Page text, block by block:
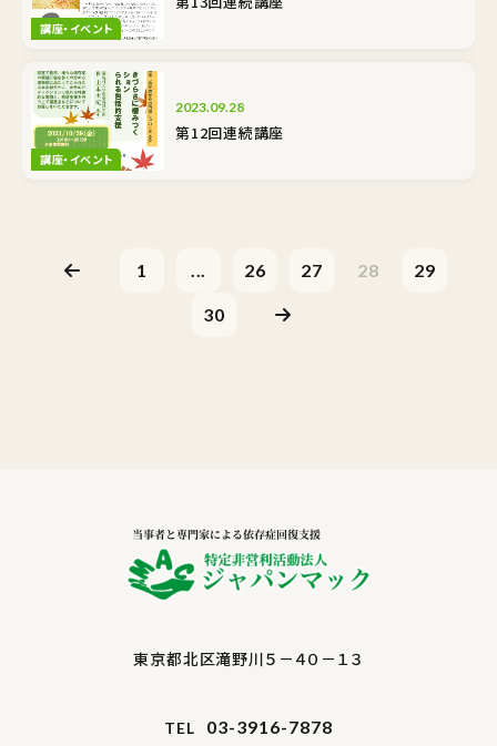
講座・イベント
講座・イベント
2023.09.28
第12回連続講座
1 ... 26 27 28 29
30
東京都北区滝野川５－４０－１３
TEL 03-3916-7878